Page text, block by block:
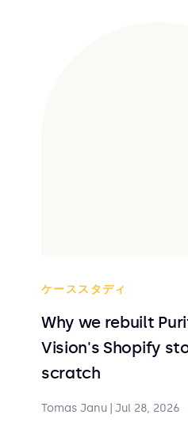
ケーススタディ
Why we rebuilt
Vision's Shopify
scratch
Tomas Janu Jul 28, 2026